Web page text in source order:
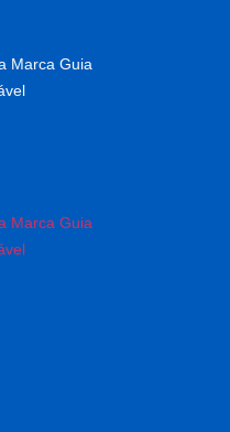
Marca Guia
Marca Guia